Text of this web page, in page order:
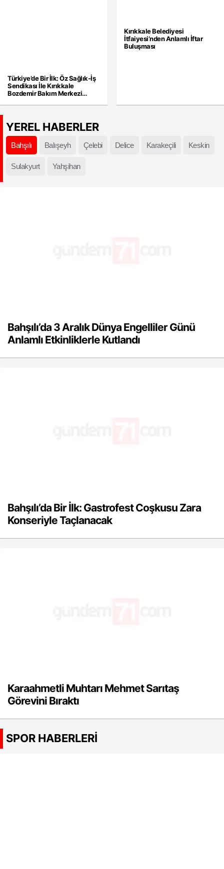
Türkiye’de Bir İlk: Öz Sağlık-İş
Sendikası İle Kırıkkale
Bozdemir Bakım Merkezi
Kırıkkale Belediyesi
İtfaiyesi’nden Anlamlı İftar
Buluşması
YEREL HABERLER
Bahşılı Balışeyh Çelebi Delice Karakeçili Keskin
Sulakyurt Yahşihan
Bahşılı’da 3 Aralık Dünya Engelliler Günü
Anlamlı Etkinliklerle Kutlandı
Bahşılı’da Bir İlk: Gastrofest Coşkusu Zara
Konseriyle Taçlanacak
Karaahmetli Muhtarı Mehmet Sarıtaş
Görevini Bıraktı
SPOR HABERLERİ